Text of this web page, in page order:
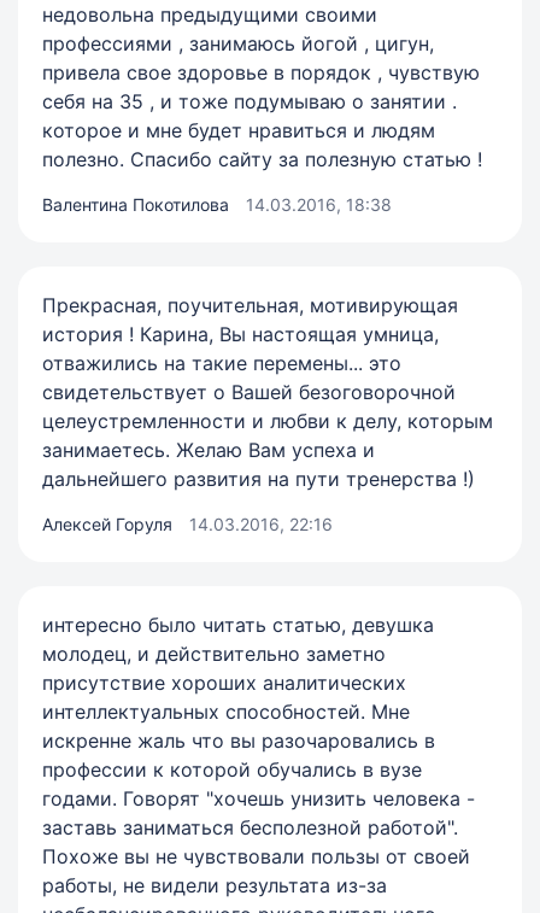
недовольна предыдущими своими
профессиями , занимаюсь йогой , цигун,
привела свое здоровье в порядок , чувствую
себя на 35 , и тоже подумываю о занятии .
которое и мне будет нравиться и людям
полезно. Спасибо сайту за полезную статью !
Валентина Покотилова 14.03.2016, 18:38
Прекрасная, поучительная, мотивирующая
история ! Карина, Вы настоящая умница,
отважились на такие перемены... это
свидетельствует о Вашей безоговорочной
целеустремленности и любви к делу, которым
занимаетесь. Желаю Вам успеха и
дальнейшего развития на пути тренерства !)
Алексей Горуля 14.03.2016, 22:16
интересно было читать статью, девушка
молодец, и действительно заметно
присутствие хороших аналитических
интеллектуальных способностей. Мне
искренне жаль что вы разочаровались в
профессии к которой обучались в вузе
годами. Говорят "хочешь унизить человека -
заставь заниматься бесполезной работой".
Похоже вы не чувствовали пользы от своей
работы, не видели результата из-за